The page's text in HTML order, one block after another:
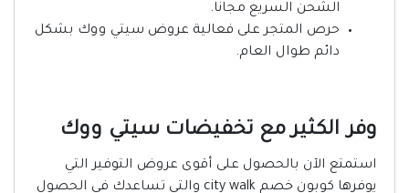
الشحن السريع مجانًا.
حرص المتجر على فعالية عروض سيتي ووك بشكل
دائم طوال العام.
وفر الكثير مع تخفيضات سيتي ووك
استمتع الآن بالحصول على أقوى عروض التوفير التي
يوفرها كوبون خصم city walk والتي تساعدك في الحصول